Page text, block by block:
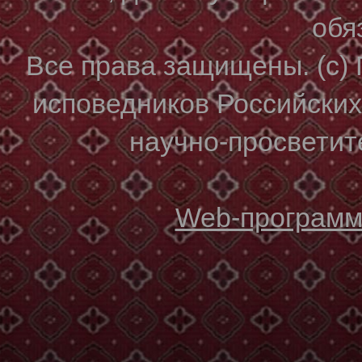
Все права защищены. (с)
исповедников
научно-
Web-